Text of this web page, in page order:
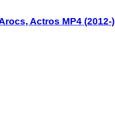
Actros MP4 (2012-)